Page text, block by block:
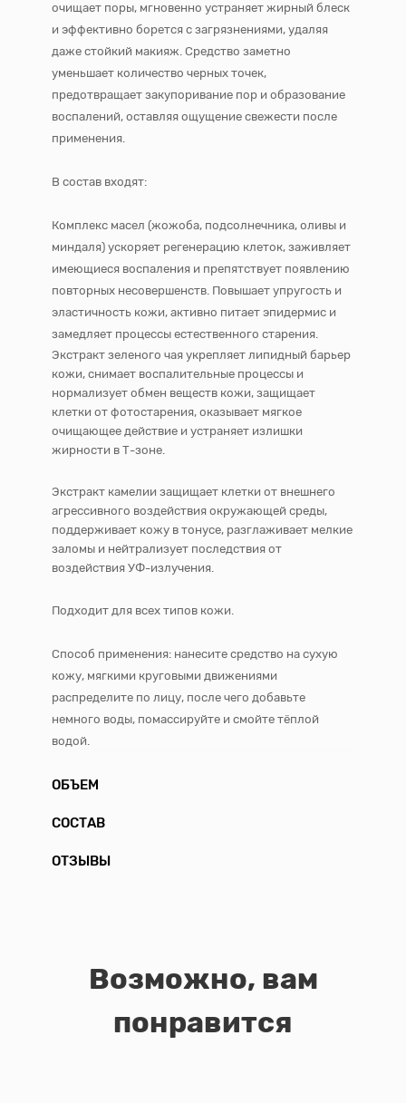
очищает поры, мгновенно устраняет жирный блеск
и эффективно борется с загрязнениями, удаляя
даже стойкий макияж. Средство заметно
уменьшает количество черных точек,
предотвращает закупоривание пор и образование
воспалений, оставляя ощущение свежести после
применения.
В состав входят:
Комплекс масел (жожоба, подсолнечника, оливы и
миндаля) ускоряет регенерацию клеток, заживляет
имеющиеся воспаления и препятствует появлению
повторных несовершенств. Повышает упругость и
эластичность кожи, активно питает эпидермис и
замедляет процессы естественного старения.
Экстракт зеленого чая укрепляет липидный барьер
кожи, снимает воспалительные процессы и
нормализует обмен веществ кожи, защищает
клетки от фотостарения, оказывает мягкое
очищающее действие и устраняет излишки
жирности в Т-зоне.
Экстракт камелии защищает клетки от внешнего
агрессивного воздействия окружающей среды,
поддерживает кожу в тонусе, разглаживает мелкие
заломы и нейтрализует последствия от
воздействия УФ-излучения.
Подходит для всех типов кожи.
Способ применения: нанесите средство на сухую
кожу, мягкими круговыми движениями
распределите по лицу, после чего добавьте
немного воды, помассируйте и смойте тёплой
водой.
ОБЪЕМ
СОСТАВ
ОТЗЫВЫ
Возможно, вам
понравится